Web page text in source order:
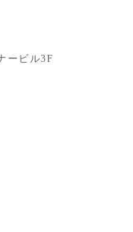
ービル3F